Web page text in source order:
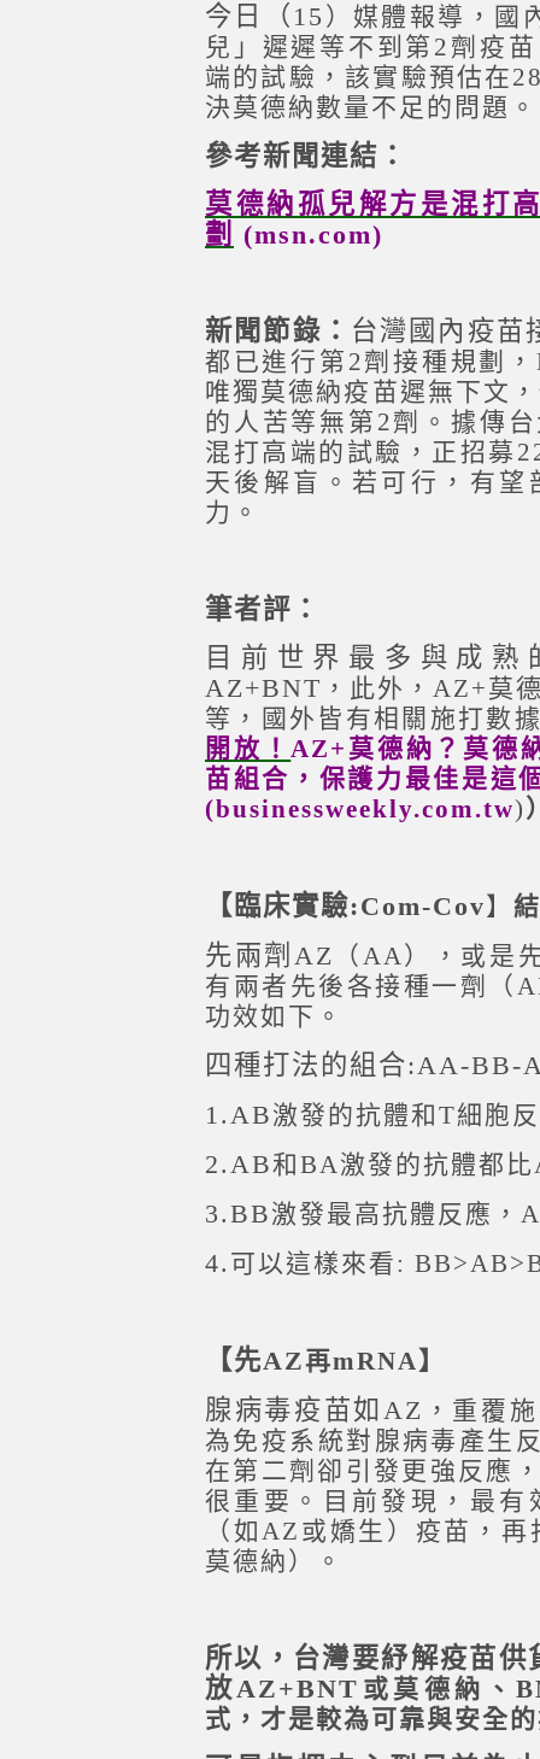
今日（15 ）媒體報導，國
兒」遲遲等不到第2劑疫
端的試驗，該實驗預估在
決莫德納數量不足的問題。
參考新聞連結：
莫德納孤兒解方是混打
劃 (msn.com)
新聞節錄： 台灣國內疫苗
都已進行第2劑接種規劃
唯獨莫德納疫苗遲無下文
的人苦等無第2劑。據傳
混打高端的試驗，正招募
天後解盲。若可行，有
力。
筆者評：
目前世界最多與成
AZ+BNT ，此外，AZ+莫
等，國外皆有相關施打數
開放！AZ+莫德納？莫德
苗組合，保護力最佳是這
(businessweekly.com.tw)
【臨床實驗:Com-Cov】
先兩劑AZ （AA），或是
有兩者先後各接種一劑（
功效如下。
四種打法的組合:AA-BB-
1.AB激發的抗體和T細胞
2.AB和BA激發的抗體都
3.BB激發最高抗體反應，
4. 可以這樣來看:
【先AZ再mRNA】
腺病毒疫苗如AZ ，重覆
為免疫系統對腺病毒產生
在第二劑卻引發更強反應
很重要。目前發現，最
（如AZ或嬌生）疫苗，
莫德納）。
所以，台灣要紓解疫苗
放AZ+BNT 或莫德納、
式，才是較為可靠與安全